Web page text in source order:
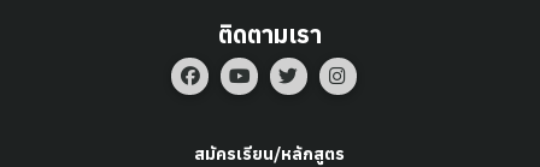
ติดตามเรา
สมัครเรียน/หลักสูตร